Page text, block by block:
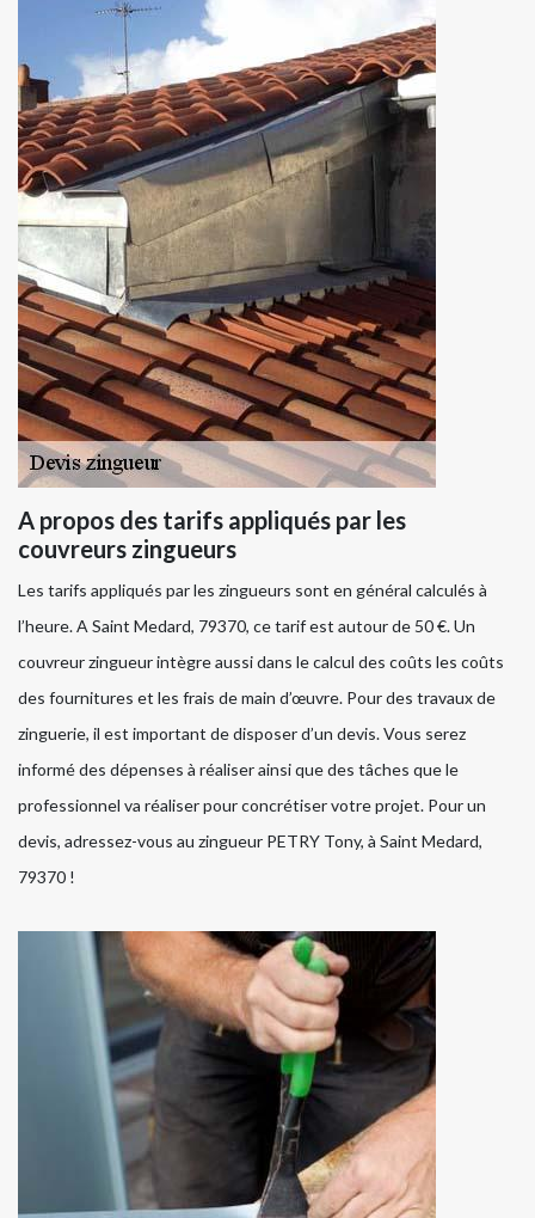
A propos des tarifs appliqués par les
couvreurs zingueurs
Les tarifs appliqués par les zingueurs sont en général calculés à
l’heure. A Saint Medard, 79370, ce tarif est autour de 50 €. Un
couvreur zingueur intègre aussi dans le calcul des coûts les coûts
des fournitures et les frais de main d’œuvre. Pour des travaux de
zinguerie, il est important de disposer d’un devis. Vous serez
informé des dépenses à réaliser ainsi que des tâches que le
professionnel va réaliser pour concrétiser votre projet. Pour un
devis, adressez-vous au zingueur PETRY Tony, à Saint Medard,
79370 !